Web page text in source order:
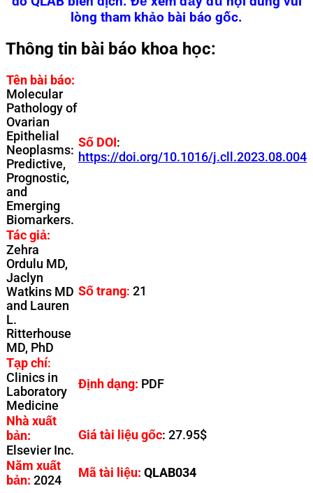
lòng tham khảo bài báo gốc.
Thông tin bài báo khoa học:
Tên bài báo:
Molecular
Pathology of
Ovarian
Epithelial
Neoplasms:
Predictive,
Prognostic,
and
Emerging
Biomarkers.
Số DOI:
https://doi.org/10.1016/j.cll.2023.08.004
Tác giả:
Zehra
Ordulu MD,
Jaclyn
Watkins MD
and Lauren
L.
Ritterhouse
MD, PhD
Số trang: 21
Tạp chí:
Clinics in
Laboratory
Medicine
Định dạng: PDF
Nhà xuất
bản:
Elsevier Inc.
Giá tài liệu gốc: 27.95$
Năm xuất
bản: 2024
Mã tài liệu: QLAB034